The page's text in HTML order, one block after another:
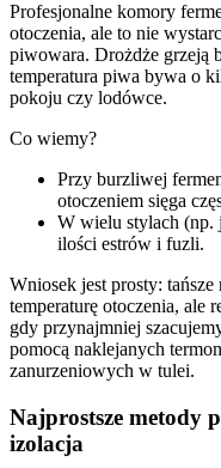
Profesjonalne komory
otoczenia, ale to nie
piwowara. Drożdże grzeją
temperatura piwa bywa o
pokoju czy lodówce.
Co wiemy?
Przy burzliwej
otoczeniem sięga
W wielu stylach (np.
ilości estrów i fuzli.
Wniosek jest prosty:
temperaturę otoczenia, ale
gdy przynajmniej
pomocą naklejanych
zanurzeniowych w tulei.
Najprostsze metody
izolacja